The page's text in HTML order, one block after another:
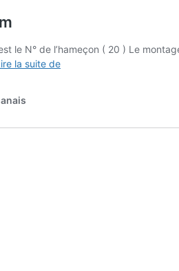
le N° de l’hameçon ( 20 ) Le
la suite deCaenis